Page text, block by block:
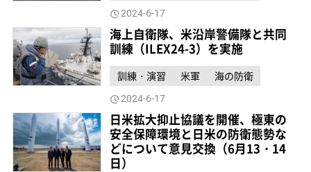
2024-6-17
海上自衛隊、米沿岸警備隊と共同
訓練（ILEX24-3）を実施
訓練・演習 米軍 海の防衛
2024-6-17
日米拡大抑止協議を開催、極東の
安全保障環境と日米の防衛態勢な
どについて意見交換（6月13・14
日）